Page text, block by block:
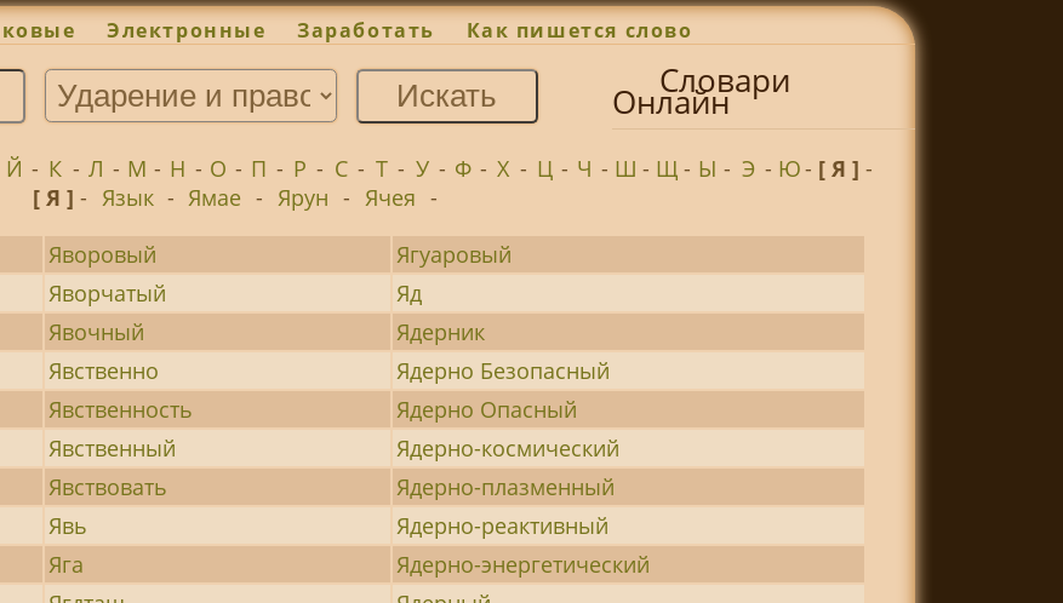
Электронные Заработать Как пишется слово
Словари
Онлайн
Й - К - Л - М - Н - О - П - Р - С - Т - У - Ф - Х - Ц - Ч - Ш - Щ- Ы - Э - Ю- [ Я ]-
[ Я ] - Язык - Ямае - Ярун - Ячея -
Яворовый
Ягуаровый
Яворчатый
Яд
Явочный
Ядерник
Явственно
Ядерно Безопасный
Явственность
Ядерно Опасный
Явственный
Ядерно-космический
Явствовать
Ядерно-плазменный
Явь
Ядерно-реактивный
Яга
Ядерно-энергетический